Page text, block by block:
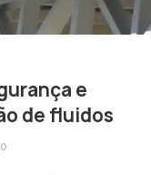
e
de fluidos